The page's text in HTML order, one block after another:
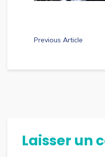
Previous Article
Laisser un